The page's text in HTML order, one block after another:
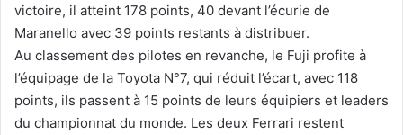
victoire, il atteint 178 points, 40 devant l’écurie de
Maranello avec 39 points restants à distribuer.
Au classement des pilotes en revanche, le Fuji profite à
l’équipage de la Toyota N°7, qui réduit l’écart, avec 118
points, ils passent à 15 points de leurs équipiers et leaders
du championnat du monde. Les deux Ferrari restent